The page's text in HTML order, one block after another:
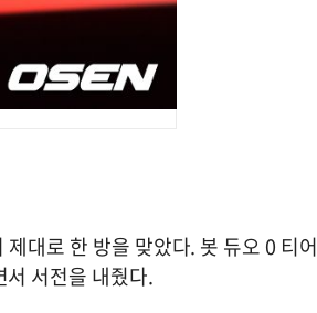
대로 한 방을 맞았다. 봇 듀오 0 티어
서전을 내줬다.